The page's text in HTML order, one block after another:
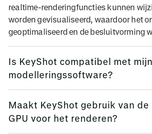
realtime-renderingfuncties kunnen
worden gevisualiseerd, waardoor het
geoptimaliseerd en de besluitvorming
Is KeyShot compatibel met
modelleringssoftware?
bestandsformaten, waardoor
meeste gangbare 3D-
Maakt KeyShot gebruik van de
GPU voor het renderen?